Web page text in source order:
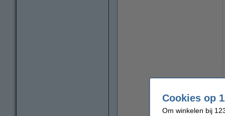
Cookies op
Om winkelen bij